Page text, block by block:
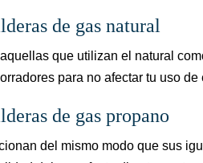
de gas natural
que utilizan el natural
para no afectar tu uso de
de gas propano
del mismo modo que sus